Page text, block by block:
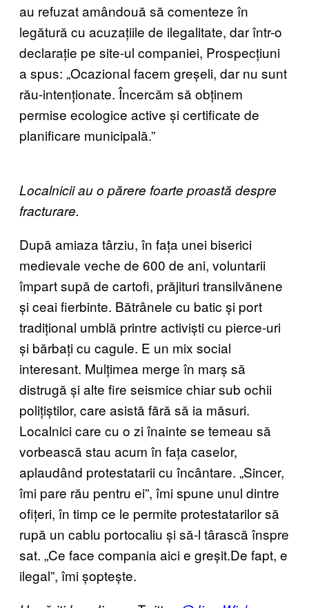
au refuzat amândouă să comenteze în
legătură cu acuzațiile de ilegalitate, dar într-o
declarație pe site-ul companiei, Prospecțiuni
a spus: „Ocazional facem greșeli, dar nu sunt
rău-intenționate. Încercăm să obținem
permise ecologice active și certificate de
planificare municipală.”
Localnicii au o părere foarte proastă despre
fracturare.
După amiaza târziu, în fața unei biserici
medievale veche de 600 de ani, voluntarii
împart supă de cartofi, prăjituri transilvănene
și ceai fierbinte. Bătrânele cu batic și port
tradițional umblă printre activiști cu pierce-uri
și bărbați cu cagule. E un mix social
interesant. Mulțimea merge în marș să
distrugă și alte fire seismice chiar sub ochii
polițiștilor, care asistă fără să ia măsuri.
Localnici care cu o zi înainte se temeau să
vorbească stau acum în fața caselor,
aplaudând protestatarii cu încântare. „Sincer,
îmi pare rău pentru ei”, îmi spune unul dintre
ofițeri, în timp ce le permite protestatarilor să
rupă un cablu portocaliu și să-l târască înspre
sat. „Ce face compania aici e greșit.De fapt, e
ilegal”, îmi șoptește.